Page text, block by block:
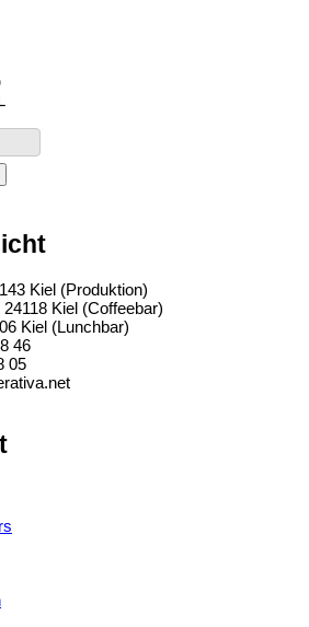
Kiel (Produktion)
Kiel (Coffeebar)
Kiel (Lunchbar)
46
05